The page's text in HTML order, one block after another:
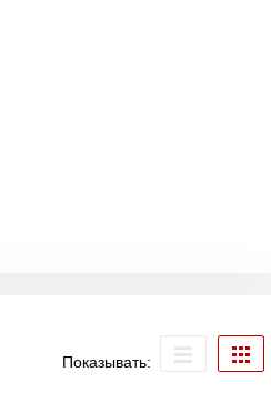
Показывать: